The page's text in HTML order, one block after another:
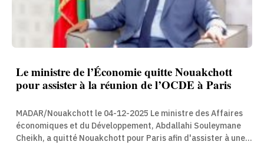
Le ministre de l’Économie quitte Nouakchott
pour assister à la réunion de l’OCDE à Paris
MADAR/Nouakchott le 04-12-2025 Le ministre des Affaires
économiques et du Développement, Abdallahi Souleymane
Cheikh, a quitté Nouakchott pour Paris afin d'assister à une...